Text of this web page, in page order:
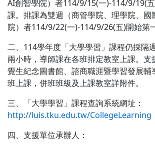
AI創智學院）者114/9/15(一)-114/9/19(
課。排課為雙週（商管學院、理學院、國
院）者114/9/22(一)-114/9/26(五)開始第
二、114學年度「大學學習」課程仍採隔
兩小時，導師課在各班排定教室上課。支
覺生紀念圖書館、諮商職涯暨學習發展輔
班上課，併班班級及上課教室詳附件。
三、「大學學習」課程查詢系統網址：
http://luis.tku.edu.tw/CollegeLearning
四、支援單位承辦人：